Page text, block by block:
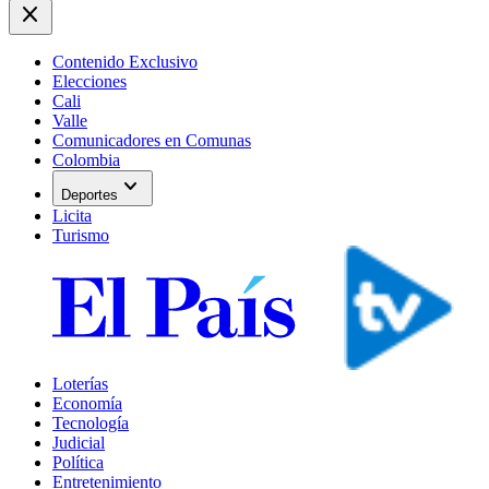
close
Contenido Exclusivo
Elecciones
Cali
Valle
Comunicadores en Comunas
Colombia
Deportes expand_more
Licita
Turismo
Loterías
Economía
Tecnología
Judicial
Política
Entretenimiento